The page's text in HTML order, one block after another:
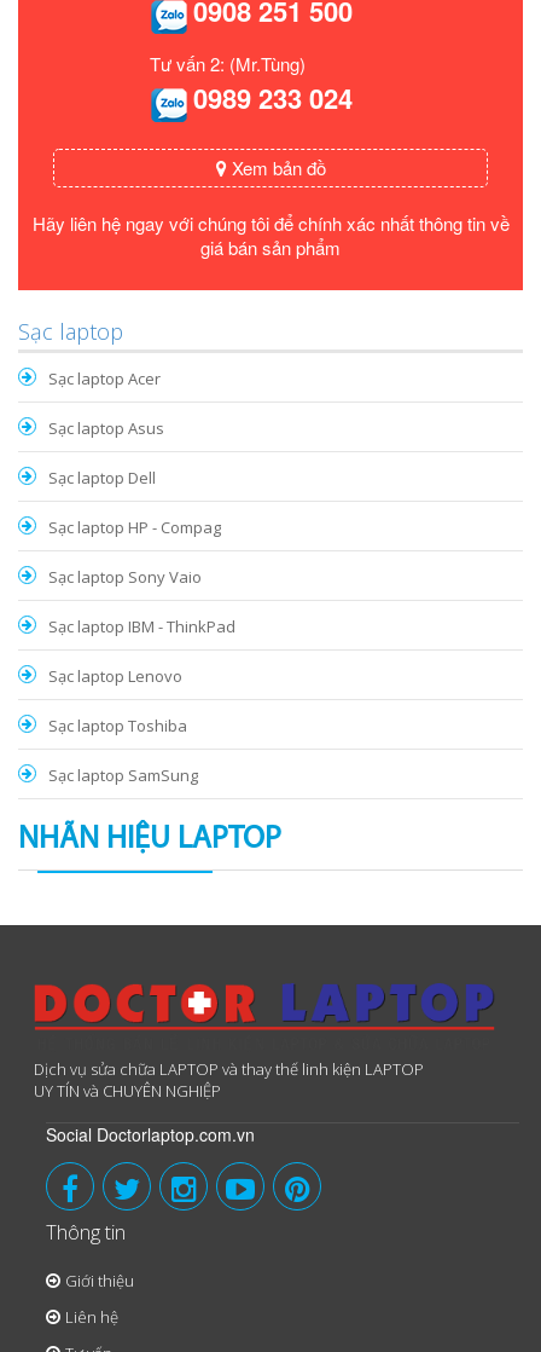
0908 251 500
Tư vấn 2: (Mr.Tùng)
0989 233 024
Xem bản đồ
Hãy liên hệ ngay với chúng tôi để chính xác nhất thông tin về
giá bán sản phẩm
Sạc laptop
Sạc laptop Acer
Sạc laptop Asus
Sạc laptop Dell
Sạc laptop HP - Compag
Sạc laptop Sony Vaio
Sạc laptop IBM - ThinkPad
Sạc laptop Lenovo
Sạc laptop Toshiba
Sạc laptop SamSung
NHÃN HIỆU LAPTOP
Dịch vụ sửa chữa LAPTOP và thay thế linh kiện LAPTOP
UY TÍN và CHUYÊN NGHIỆP
Social Doctorlaptop.com.vn
Thông tin
Giới thiệu
Liên hệ